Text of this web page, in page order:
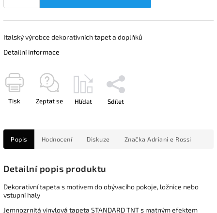
Italský výrobce dekorativních tapet a doplňků
Detailní informace
Tisk Zeptat se Hlídat Sdílet
Popis Hodnocení Diskuze Značka Adriani e Rossi
Detailní popis produktu
Dekorativní tapeta s motivem do obývacího pokoje, ložnice nebo
vstupní haly
Jemnozrnitá vinylová tapeta STANDARD TNT s matným efektem